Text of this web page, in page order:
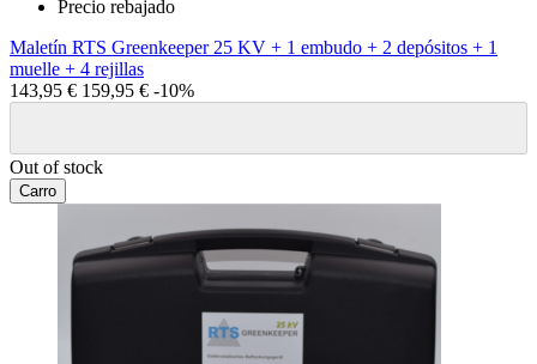
Precio rebajado
Maletín RTS Greenkeeper 25 KV + 1 embudo + 2 depósitos + 1
muelle + 4 rejillas
143,95 € 159,95 € -10%
Out of stock
Carro